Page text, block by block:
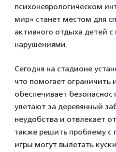
психоневрологическом
мир» станет местом для
активного отдыха детей
нарушениями.
Сегодня на стадионе
что помогает ограничить
обеспечивает
улетают за деревянный
неудобства и отвлекает
также решить проблему с
игры могут вылетать